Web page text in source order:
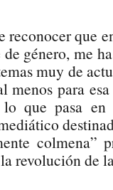
reconocer que
género, me
muy de
menos para
que pasa
colmena”
revolución de